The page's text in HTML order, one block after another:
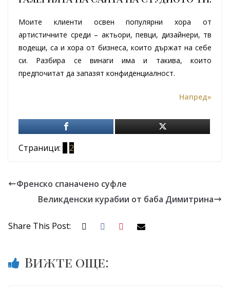
Моите клиенти освен популярни хора от
артистичните среди – актьори, певци, дизайнери, тв
водещи, са и хора от бизнеса, които държат на себе
си. Разбира се винаги има и такива, които
предпочитат да запазят конфиденциалност.
Напред»
Страници: 2
Френско спаначено суфле
Великденски курабии от баба Димитрина
Share This Post:
Вижте още: